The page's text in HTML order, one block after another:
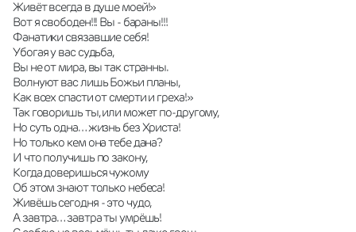
Живёт всегда в душе моей!»
Вот я свободен!!! Вы - бараны!!!
Фанатики связавшие себя!
Убогая у вас судьба,
Вы не от мира, вы так странны.
Волнуют вас лишь Божьи планы,
Как всех спасти от смерти и греха!»
Так говоришь ты, или может по-другому,
Но суть одна… жизнь без Христа!
Но только кем она тебе дана?
И что получишь по закону,
Когда доверишься чужому
Об этом знают только небеса!
Живёшь сегодня - это чудо,
А завтра… завтра ты умрёшь!